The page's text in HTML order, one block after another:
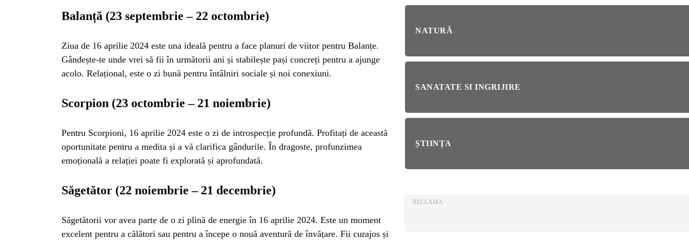
Balanță (23 septembrie – 22 octombrie)
Ziua de 16 aprilie 2024 este una ideală pentru a face planuri de viitor pentru Balanțe.
Gândește-te unde vrei să fii în următorii ani și stabilește pași concreți pentru a ajunge
acolo. Relațional, este o zi bună pentru întâlniri sociale și noi conexiuni.
Scorpion (23 octombrie – 21 noiembrie)
Pentru Scorpioni, 16 aprilie 2024 este o zi de introspecție profundă. Profitați de această
oportunitate pentru a medita și a vă clarifica gândurile. În dragoste, profunzimea
emoțională a relației poate fi explorată și aprofundată.
Săgetător (22 noiembrie – 21 decembrie)
Săgetătorii vor avea parte de o zi plină de energie în 16 aprilie 2024. Este un moment
excelent pentru a călători sau pentru a începe o nouă aventură de învățare. Fii curajos și
NATURĂ
SANATATE SI INGRIJIRE
ȘTIINȚA
RECLAMA
STIRI
ȘTIINȚA
ANIMALE
OAMENI
INSTALEAZA
APLICATIA
Ai simțit vreodată deja-vu?